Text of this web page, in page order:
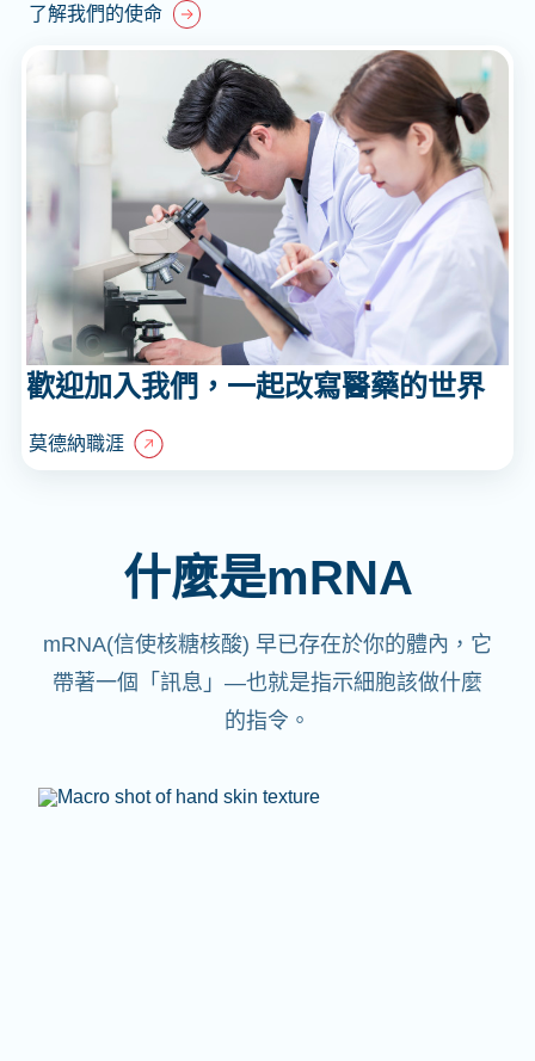
了解我們的使命
歡迎加入我們，一起改寫醫藥的世界
莫德納職涯
什麼是mRNA
mRNA(信使核糖核酸) 早已存在於你的體內，它
帶著一個「訊息」—也就是指示細胞該做什麼
的指令。